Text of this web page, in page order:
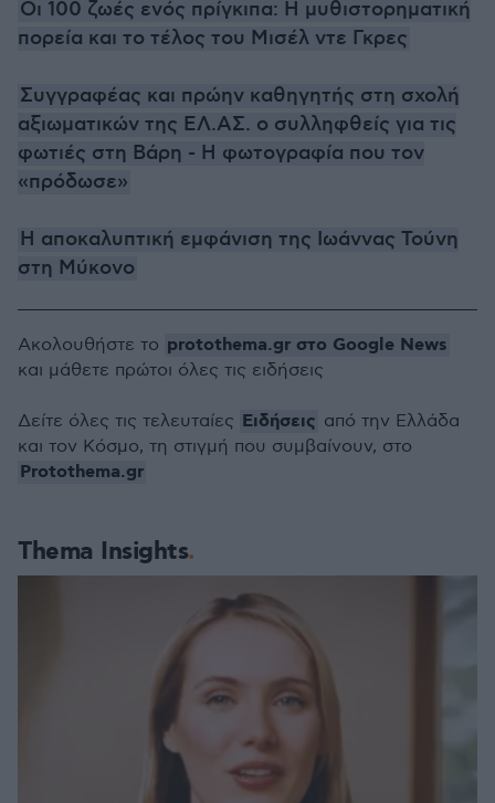
Οι 100 ζωές ενός πρίγκιπα: Η μυθιστορηματική
πορεία και το τέλος του Μισέλ ντε Γκρες
Συγγραφέας και πρώην καθηγητής στη σχολή
αξιωματικών της ΕΛ.ΑΣ. ο συλληφθείς για τις
φωτιές στη Βάρη - Η φωτογραφία που τον
«πρόδωσε»
Η αποκαλυπτική εμφάνιση της Ιωάννας Τούνη
στη Μύκονο
Thema Insights
Ακολουθήστε το protothema.gr στο Google News
και μάθετε πρώτοι όλες τις ειδήσεις
Δείτε όλες τις τελευταίες Ειδήσεις από την Ελλάδα
και τον Κόσμο, τη στιγμή που συμβαίνουν, στο
Protothema.gr